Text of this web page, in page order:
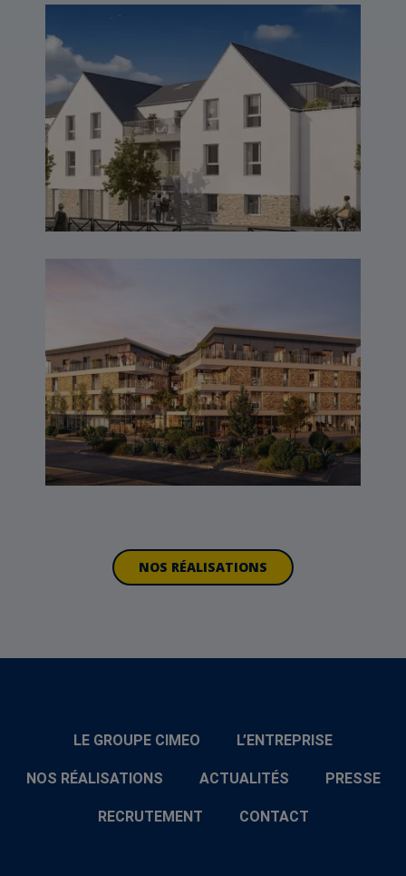
LIBERTY – VANNES (56)
RIVA – LARMOR PLAGE
(56)
NOS RÉALISATIONS
LE GROUPE CIMEO L’ENTREPRISE
NOS RÉALISATIONS ACTUALITÉS PRESSE
RECRUTEMENT CONTACT